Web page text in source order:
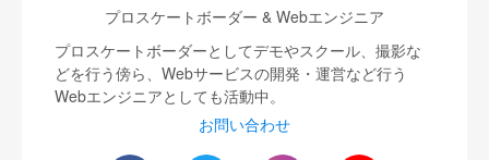
プロスケートボーダー & Webエンジニア
プロスケートボーダーとしてデモやスクール、撮影な
どを行う傍ら、Webサービスの開発・運営など行う
Webエンジニアとしても活動中。
お問い合わせ